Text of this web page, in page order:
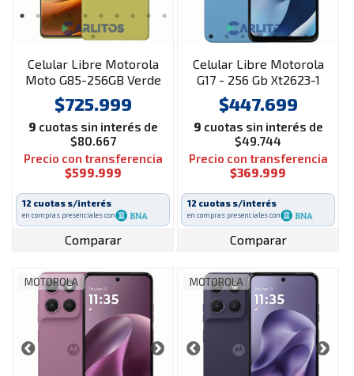
Celular Libre Motorola
Moto G85-256GB Verde
$725.999
9 cuotas sin interés de
$80.667
Precio con transferencia
$599.999
12 cuotas s/interés
en compras presenciales con
Comparar
Celular Libre Motorola
G17 - 256 Gb Xt2623-1
Azul
$447.699
9 cuotas sin interés de
$49.744
Precio con transferencia
$369.999
12 cuotas s/interés
en compras presenciales con
Comparar
MOTOROLA MOTOROLA